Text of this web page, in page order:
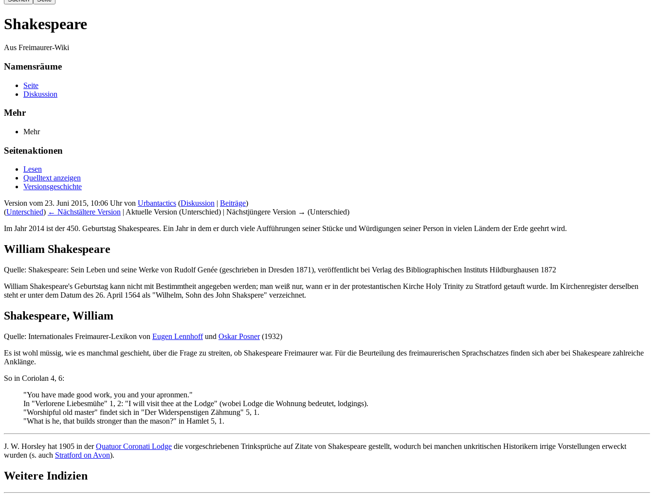
Shakespeare
Aus Freimaurer-Wiki
Namensräume
Seite
Diskussion
Mehr
Mehr
Seitenaktionen
Lesen
Quelltext anzeigen
Versionsgeschichte
Version vom 23. Juni 2015, 10:06 Uhr von Urbantactics (Diskussion Beiträge)
(Unterschied) ← Nächstältere Version | Aktuelle Version (Unterschied) | Nächstjüngere Version → (Unterschied)
Im Jahr 2014 ist der 450. Geburtstag Shakespeares. Ein Jahr in dem er durch viele Aufführungen seiner Stücke und Würdigungen seiner Person in vielen Ländern der Erde geehrt wird.
William Shakespeare
Quelle: Shakespeare: Sein Leben und seine Werke von Rudolf Genée (geschrieben in Dresden 1871), veröffentlicht bei Verlag des Bibliographischen Instituts Hildburghausen 1872
William Shakespeare's Geburtstag kann nicht mit Bestimmtheit angegeben werden; man weiß nur, wann er in der protestantischen Kirche Holy Trinity zu Stratford getauft wurde. Im Kirchenregister derselben
steht er unter dem Datum des 26. April 1564 als "Wilhelm, Sohn des John Shakspere" verzeichnet.
Shakespeare, William
Quelle: Internationales Freimaurer-Lexikon von Eugen Lennhoffund Oskar Posner(1932)
Es ist wohl müssig, wie es manchmal geschieht, über die Frage zu streiten, ob Shakespeare Freimaurer war. Für die Beurteilung des freimaurerischen Sprachschatzes finden sich aber bei Shakespeare zahlreiche
Anklänge.
So in Coriolan 4, 6:
"You have made good work, you and your apronmen."
In "Verlorene Liebesmühe" 1, 2: "I will visit thee at the Lodge" (wobei Lodge die Wohnung bedeutet, lodgings).
"Worshipful old master" findet sich in "Der Widerspenstigen Zähmung" 5, 1.
"What is he, that builds stronger than the mason?" in Hamlet 5, 1.
J. W. Horsley hat 1905 in derQuatuor Coronati Lodge die vorgeschriebenen Trinksprüche auf Zitate von Shakespeare gestellt, wodurch bei manchen unkritischen Historikern irrige Vorstellungen erweckt
wurden (s. auch Stratford on Avon).
Weitere Indizien